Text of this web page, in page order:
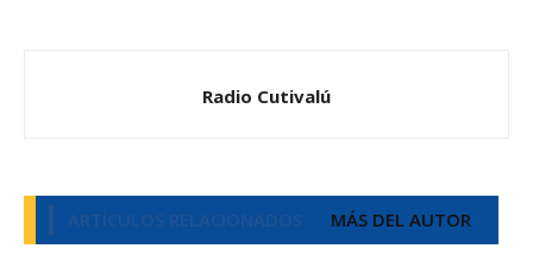
Radio Cutivalú
ARTÍCULOS RELACIONADOS MÁS DEL AUTOR